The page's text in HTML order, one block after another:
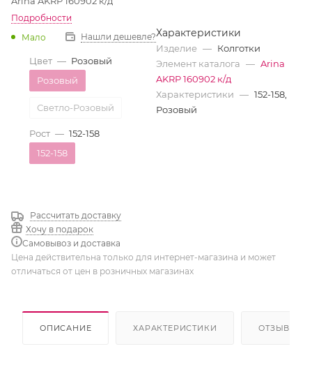
Подробности
Мало
Нашли дешевле?
Цвет — Розовый
Розовый
Светло-Розовый
Рост — 152-158
152-158
Рассчитать доставку
Хочу в подарок
Самовывоз и доставка
Характеристики
Изделие — Колготки
Элемент каталога — Arina
AKRP 160902 к/д
Характеристики — 152-158,
Розовый
Цена действительна только для интернет-магазина и может
отличаться от цен в розничных магазинах
ОПИСАНИЕ ХАРАКТЕРИСТИКИ ОТЗЫВЫ